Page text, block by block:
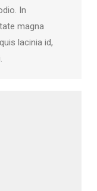
In
magna
lacinia id,